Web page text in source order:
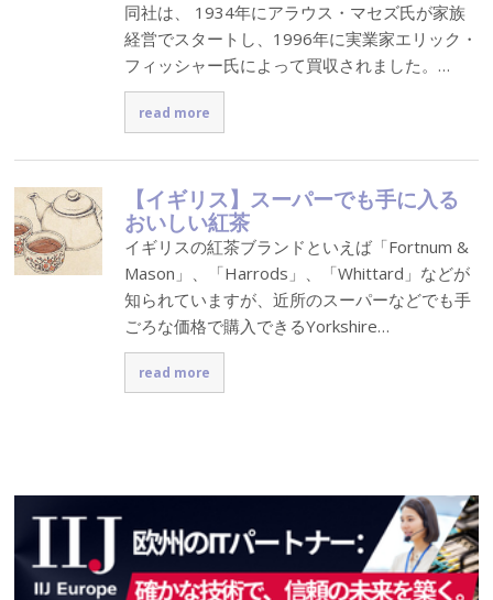
同社は、 1934年にアラウス・マセズ氏が家族
経営でスタートし、1996年に実業家エリック・
フィッシャー氏によって買収されました。…
read more
【イギリス】スーパーでも手に入る
おいしい紅茶
イギリスの紅茶ブランドといえば「Fortnum &
Mason」、「Harrods」、「Whittard」などが
知られていますが、近所のスーパーなどでも手
ごろな価格で購入できるYorkshire…
read more